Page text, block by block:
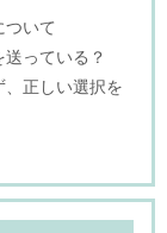
いて
っている？
、正しい選択を